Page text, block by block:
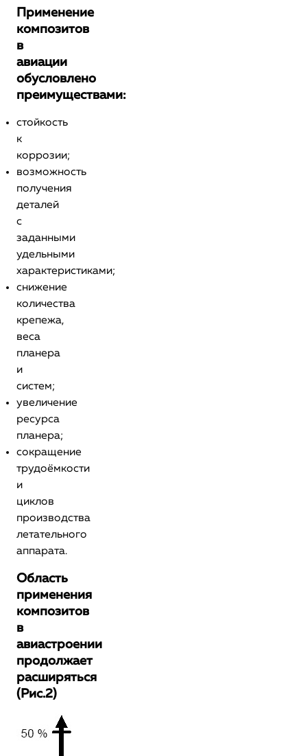
Применение
композитов
в
авиации
обусловлено
преимуществами:
стойкость
к
коррозии;
возможность
получения
деталей
с
заданными
удельными
характеристиками;
снижение
количества
крепежа,
веса
планера
и
систем;
увеличение
ресурса
планера;
сокращение
трудоёмкости
и
циклов
производства
летательного
аппарата.
Область
применения
композитов
в
авиастроении
продолжает
расширяться
(Рис.2)